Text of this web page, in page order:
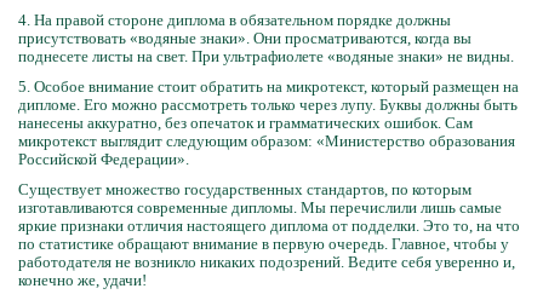
4. На правой стороне диплома в обязательном порядке должны
присутствовать «водяные знаки». Они просматриваются, когда вы
поднесете листы на свет. При ультрафиолете «водяные знаки» не видны.
5. Особое внимание стоит обратить на микротекст, который размещен на
дипломе. Его можно рассмотреть только через лупу. Буквы должны быть
нанесены аккуратно, без опечаток и грамматических ошибок. Сам
микротекст выглядит следующим образом: «Министерство образования
Российской Федерации».
Существует множество государственных стандартов, по которым
изготавливаются современные дипломы. Мы перечислили лишь самые
яркие признаки отличия настоящего диплома от подделки. Это то, на что
по статистике обращают внимание в первую очередь. Главное, чтобы у
работодателя не возникло никаких подозрений. Ведите себя уверенно и,
конечно же, удачи!